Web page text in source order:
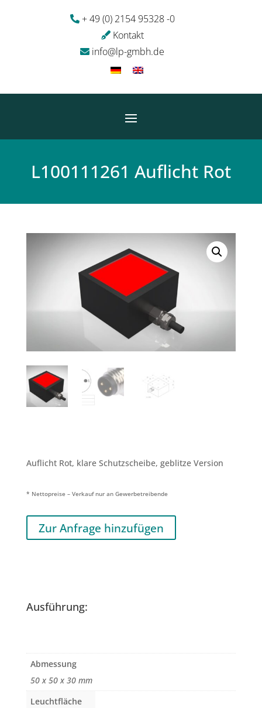
+ 49 (0) 2154 95328 -0
Kontakt
info@lp-gmbh.de
L100111261 Auflicht Rot
Auflicht Rot, klare Schutzscheibe, geblitze Version
* Nettopreise – Verkauf nur an Gewerbetreibende
Zur Anfrage hinzufügen
Ausführung:
Abmessung
50 x 50 x 30 mm
Leuchtfläche